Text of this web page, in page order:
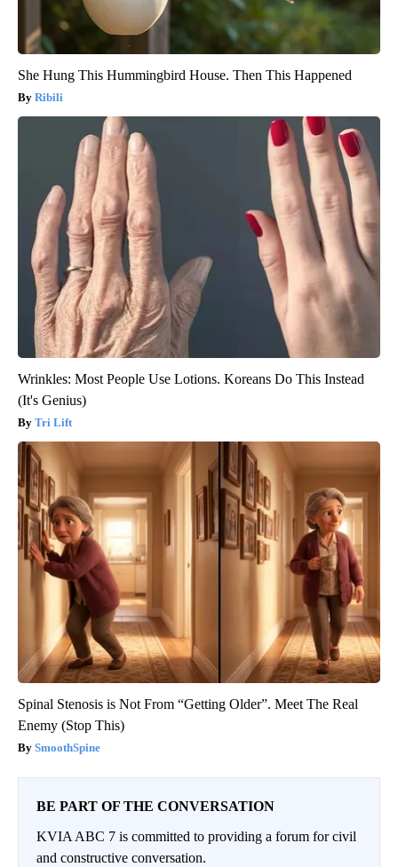
She Hung This Hummingbird House. Then This Happened
Ribili
Wrinkles: Most People Use Lotions. Koreans Do This Instead
(It's Genius)
Tri Lift
Spinal Stenosis is Not From “Getting Older”. Meet The Real
Enemy (Stop This)
SmoothSpine
BE PART OF THE CONVERSATION
KVIA ABC 7 is committed to providing a forum for civil
and constructive conversation.